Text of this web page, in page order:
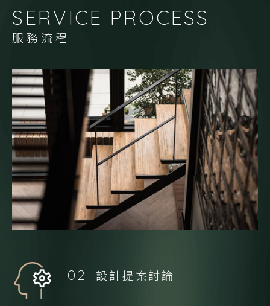
SERVICE PROCESS
服務流程
02 設計提案討論